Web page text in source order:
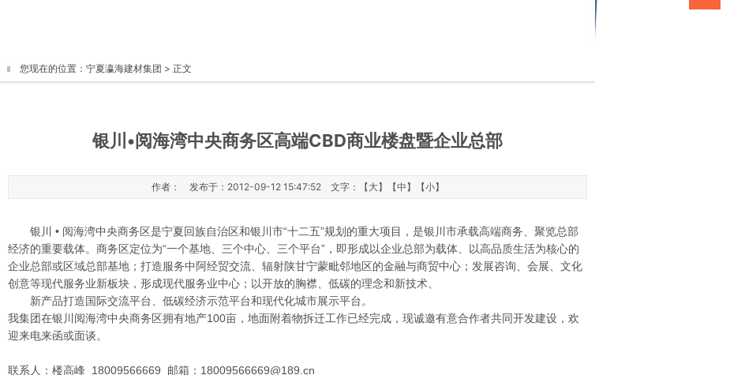
您现在的位置： 宁夏瀛海建材集团 > 正文
银川•阅海湾中央商务区高端CBD商业楼盘暨企业总部
作者： 发布于：2012-09-12 15:47:52 文字：【大】【中】【小】
银川 • 阅海湾中央商务区是宁夏回族自治区和银川市“十二五”规划的重大项目，是银川市承载高端商务、聚览总部
经济的重要载体。商务区定位为“一个基地、三个中心、三个平台”，即形成以企业总部为载体、以高品质生活为核心的
企业总部或区域总部基地；打造服务中阿经贸交流、辐射陕甘宁蒙毗邻地区的金融与商贸中心；发展咨询、会展、文化
创意等现代服务业新板块，形成现代服务业中心；以开放的胸襟、低碳的理念和新技术、
新产品打造国际交流平台、低碳经济示范平台和现代化城市展示平台。
我集团在银川阅海湾中央商务区拥有地产100亩，地面附着物拆迁工作已经完成，现诚邀有意合作者共同开发建设，欢
迎来电来函或面谈。
联系人：楼高峰 18009566669 邮箱： 18009566669@189.cn